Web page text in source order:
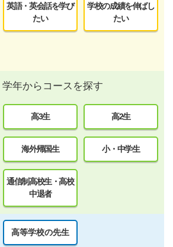
英語・英会話を学び
たい
学校の成績を伸ばし
たい
学年からコースを探す
高3生 高2生
海外帰国生 小・中学生
通信制高校生・高校
中退者
高等学校の先生